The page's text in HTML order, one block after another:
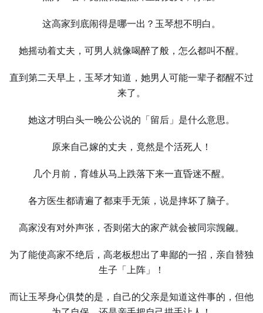
这高家到底闹得是哪一出？玉琴想不明白。
她摇动着丈夫，可男人就像喝醉了般，怎么都叫不醒。
直到第二天早上，玉琴才知道，她男人可能一辈子都醒不过
来了。
她这才明白头一晚公公说的「留后」是什么意思。
原来自己嫁的丈夫，竟然是个活死人！
几个月前，育雄从马上跌落下来一直昏迷不醒。
各方医生都请遍了都束手无策，说是摔坏了脑子。
高家没有对外声张，否则偌大的家产就会被同宗觊觎。
为了能使高家不绝后，高老板想出了卑鄙的一招，亲自替独
生子「上阵」！
而让玉琴身心俱焚的是，自己的父亲是知道这件事的，但他